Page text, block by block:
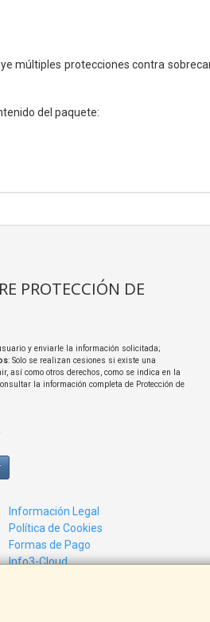
múltiples protecciones contra
del paquete:
PROTECCIÓN DE
y enviarle la información solicitada;
: Solo se realizan cesiones si existe una
así como otros derechos, como se indica en la
la información completa de Protección de
.
Información Legal
Política de Cookies
Formas de Pago
Info3-Cloud